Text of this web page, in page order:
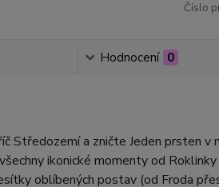
Číslo
Hodnocení 0
Středozemí a zničte Jeden prsten
ikonické momenty od
oblíbených postav (od Froda